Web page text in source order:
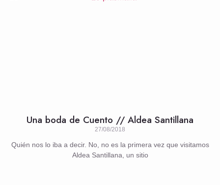
Una boda de Cuento // Aldea Santillana
27/08/2018
Quién nos lo iba a decir. No, no es la primera vez que visitamos
Aldea Santillana, un sitio